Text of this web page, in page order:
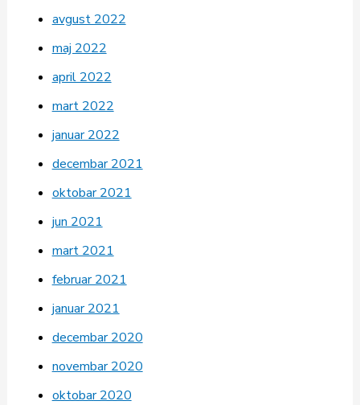
avgust 2022
maj 2022
april 2022
mart 2022
januar 2022
decembar 2021
oktobar 2021
jun 2021
mart 2021
februar 2021
januar 2021
decembar 2020
novembar 2020
oktobar 2020